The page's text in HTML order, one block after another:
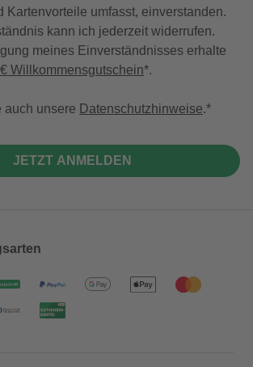
Kartenvorteile umfasst, einverstanden.
kann ich jederzeit widerrufen.
meines Einverständnisses erhalte
Willkommensgutschein*.
auch unsere Datenschutzhinweise.
JETZT ANMELDEN